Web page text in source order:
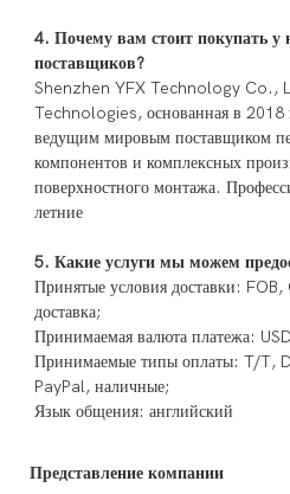
4. Почему вам стоит покупать у
поставщиков?
Shenzhen YFX Technology Co.,
Technologies, основанная в 2018
ведущим мировым поставщиком
компонентов и комплексных
поверхностного монтажа.
летние
5. Какие услуги мы можем
Принятые условия доставки:
доставка;
Принимаемая валюта платежа:
Принимаемые типы оплаты: T/T,
PayPal, наличные;
Язык общения: английский
Представление компании